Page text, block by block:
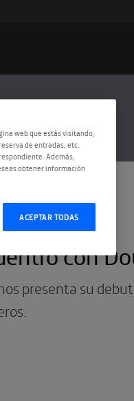
con
presenta su
web que estás visitando,
de entradas, etc.
Además,
obtener información
ACEPTAR TODAS